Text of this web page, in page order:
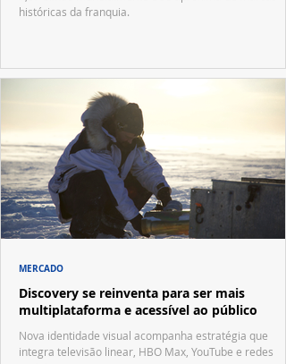
históricas da franquia.
Discovery se reinventa para ser mais
multiplataforma e acessível ao público
Nova identidade visual acompanha estratégia que
integra televisão linear, HBO Max, YouTube e redes
MERCADO